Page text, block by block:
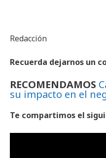
Redacción
Recuerda dejarnos un
RECOMENDAMOS
su impacto en el
Te compartimos el